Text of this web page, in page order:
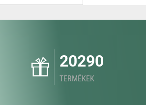
20290
TERMÉKEK